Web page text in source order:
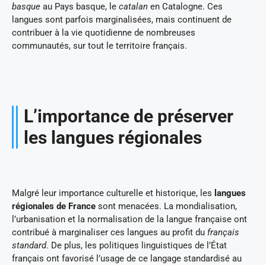
basque au Pays basque, le catalan en Catalogne. Ces
langues sont parfois marginalisées, mais continuent de
contribuer à la vie quotidienne de nombreuses
communautés, sur tout le territoire français.
L’importance de préserver
les langues régionales
Malgré leur importance culturelle et historique, les langues
régionales de France sont menacées. La mondialisation,
l’urbanisation et la normalisation de la langue française ont
contribué à marginaliser ces langues au profit du français
standard. De plus, les politiques linguistiques de l’État
français ont favorisé l’usage de ce langage standardisé au